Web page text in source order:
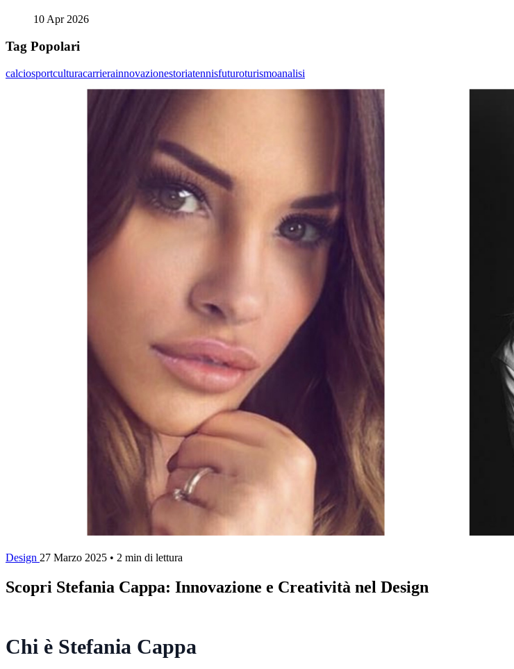
10 Apr 2026
Tag Popolari
calciosportculturacarrierainnovazionestoriatennisfuturoturismoanalisi
Design 27 Marzo 2025 • 2 min di lettura
Scopri Stefania Cappa: Innovazione e Creatività nel Design
Chi è Stefania Cappa